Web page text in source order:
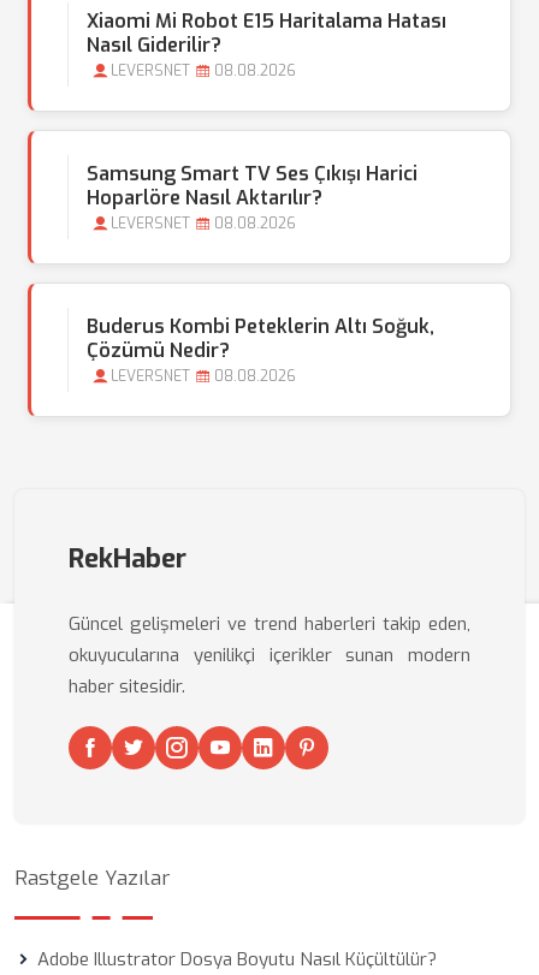
Xiaomi Mi Robot E15 Haritalama Hatası
Nasıl Giderilir?
LEVERSNET 08.08.2026
Samsung Smart TV Ses Çıkışı Harici
Hoparlöre Nasıl Aktarılır?
LEVERSNET 08.08.2026
Buderus Kombi Peteklerin Altı Soğuk,
Çözümü Nedir?
LEVERSNET 08.08.2026
RekHaber
Güncel gelişmeleri ve trend haberleri takip eden,
okuyucularına yenilikçi içerikler sunan modern
haber sitesidir.
Rastgele Yazılar
Adobe Illustrator Dosya Boyutu Nasıl Küçültülür?